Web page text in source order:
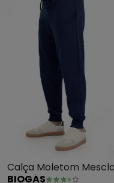
Calça Moletom
BIOGÁS